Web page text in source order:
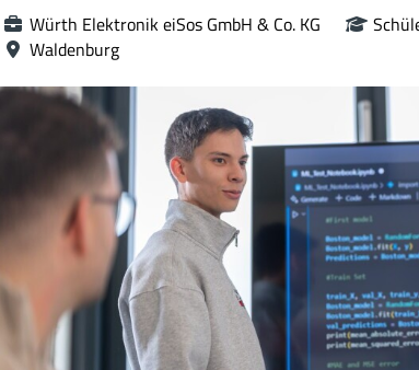
Würth Elektronik eiSos GmbH & Co. KG
Waldenburg